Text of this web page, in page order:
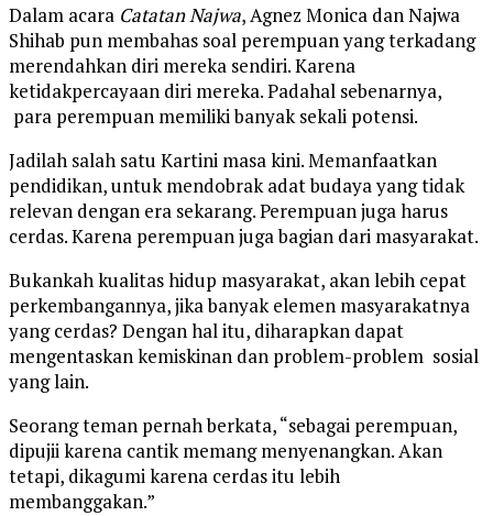
Dalam acara Catatan Najwa, Agnez Monica dan Najwa
Shihab pun membahas soal perempuan yang terkadang
merendahkan diri mereka sendiri. Karena
ketidakpercayaan diri mereka. Padahal sebenarnya,
para perempuan memiliki banyak sekali potensi.
Jadilah salah satu Kartini masa kini. Memanfaatkan
pendidikan, untuk mendobrak adat budaya yang tidak
relevan dengan era sekarang. Perempuan juga harus
cerdas. Karena perempuan juga bagian dari masyarakat.
Bukankah kualitas hidup masyarakat, akan lebih cepat
perkembangannya, jika banyak elemen masyarakatnya
yang cerdas? Dengan hal itu, diharapkan dapat
mengentaskan kemiskinan dan problem-problem sosial
yang lain.
Seorang teman pernah berkata, “sebagai perempuan,
dipujii karena cantik memang menyenangkan. Akan
tetapi, dikagumi karena cerdas itu lebih
membanggakan.”